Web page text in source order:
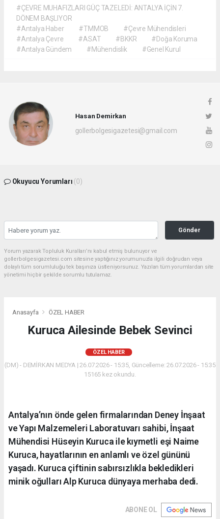
#ÇEVRE MUHAFIZLARI GÜÇ TAZELEDİ: ANTALYA İÇİN 7.
DÖNEM BAŞLIYOR
#Antalya Haber
#TMMOB
#Çevre Mühendisleri
#Antalya Çevre
#ASAT #BKKR
#Doğa Koruma
#Antalya Gündem
#Mühendislik #Genel Kurul
Hasan Demirkan
gollerbolgesigazetesi@gmail.com
Okuyucu Yorumları (0)
Gönder
Yorum yazarak Topluluk Kuralları’nı kabul etmiş bulunuyor ve
gollerbolgesigazetesi.com sitesine yaptığınız yorumunuzla ilgili doğrudan veya
dolaylı tüm sorumluluğu tek başınıza üstleniyorsunuz. Yazılan tüm yorumlardan site
yönetimi hiçbir şekilde sorumlu tutulamaz.
Anasayfa ÖZEL HABER
Kuruca Ailesinde Bebek Sevinci
ÖZEL HABER
(DM) - DEMİRKAN MEDYA | 26.07.2026 - 15:35, Güncelleme: 26.07.2026 - 15:35
15165 kez okundu.
Antalya’nın önde gelen firmalarından Deney İnşaat
ve Yapı Malzemeleri Laboratuvarı sahibi, İnşaat
Mühendisi Hüseyin Kuruca ile kıymetli eşi Naime
Kuruca, hayatlarının en anlamlı ve özel gününü
yaşadı. Kuruca çiftinin sabırsızlıkla bekledikleri
minik oğulları Alp Kuruca dünyaya merhaba dedi.
ABONE OL